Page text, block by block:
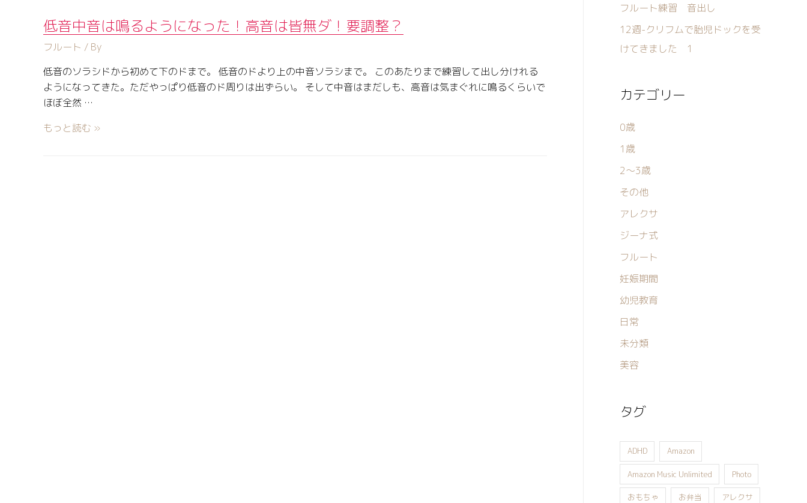
低音中音は鳴るようになった！高音は皆無ダ！要調整？
フルート / By
低音のソラシドから初めて下のドまで。 低音のドより上の中音ソラシまで。 このあたりまで練習して出し分けれる
ようになってきた。ただやっぱり低音のド周りは出ずらい。 そして中音はまだしも、高音は気まぐれに鳴るくらいで
ほぼ全然 …
もっと読む »
フルート練習 音出し
12週-クリフムで胎児ドックを受
けてきました 1
カテゴリー
0歳
1歳
2〜3歳
その他
アレクサ
ジーナ式
フルート
妊娠期間
幼児教育
日常
未分類
美容
タグ
ADHD Amazon
Amazon Music Unlimited Photo
おもちゃ お弁当 アレクサ